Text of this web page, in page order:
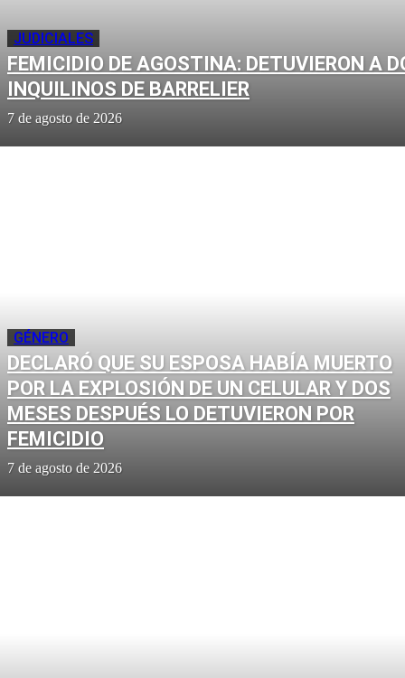
JUDICIALES
FEMICIDIO DE AGOSTINA: DETUVIERON A
INQUILINOS DE BARRELIER
7 de agosto de 2026
GÉNERO
DECLARÓ QUE SU ESPOSA HABÍA MUERTO
POR LA EXPLOSIÓN DE UN CELULAR Y DOS
MESES DESPUÉS LO DETUVIERON POR
FEMICIDIO
7 de agosto de 2026